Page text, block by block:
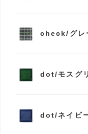
check/グレ
dot/モスグ
dot/ネイビ